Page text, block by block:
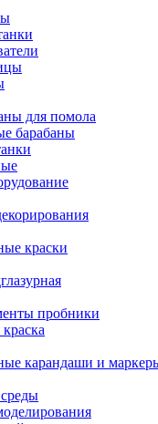
для помола
барабаны
краски
пробники
карандаши и